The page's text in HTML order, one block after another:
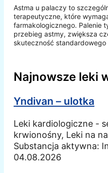
Astma u palaczy to
terapeutyczne, które
farmakologicznego. Palenie
przebieg astmy, zwiększa
skuteczność
Najnowsze leki
Yndivan – ulotka
Leki kardiologiczne -
krwionośny, Leki na
Substancja aktywna:
04.08.2026